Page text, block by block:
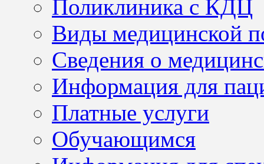
Поликлиника с КДЦ
Виды медицинской
Сведения о
Информация для
Платные услуги
Обучающимся